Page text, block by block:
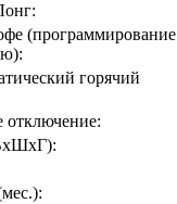
(программирование
горячий
отключение: